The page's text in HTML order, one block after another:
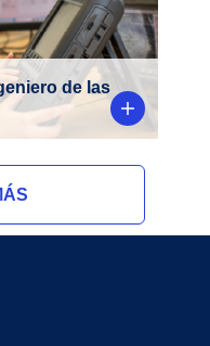
de las